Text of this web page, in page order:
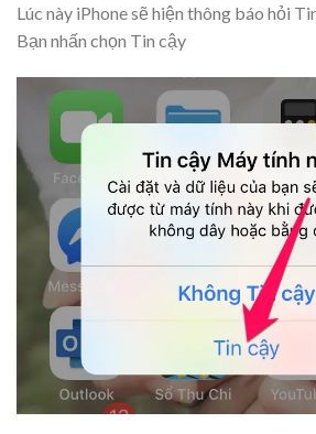
Lúc này iPhone sẽ hiện thông báo hỏi
Bạn nhấn chọn Tin cậy